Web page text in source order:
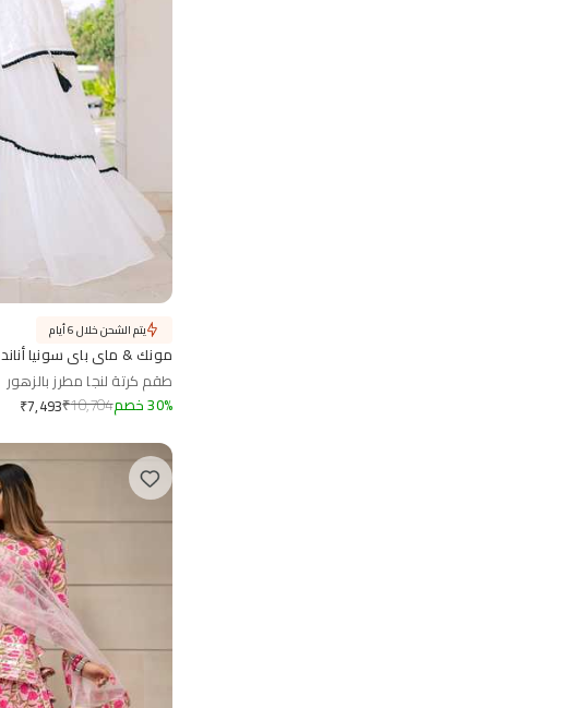
مونك & ماي باي سونيا أناند
طقم كرتة لنجا مطرز بالزهور
₹7,493₹10,704 30% خصم
يتم الشحن خلال 6 أيام